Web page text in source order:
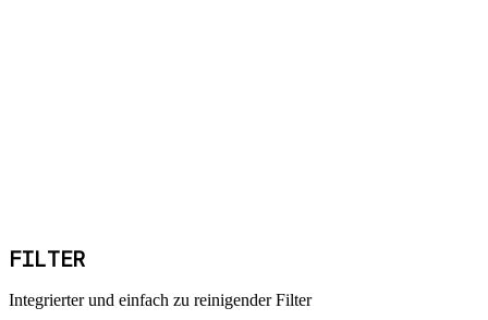
FILTER
Integrierter und einfach zu reinigender Filter